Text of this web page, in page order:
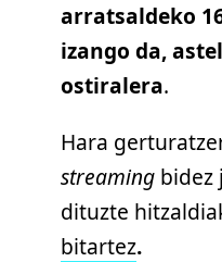
arratsaldeko
izango da,
ostiralera.
Hara
streaming bidez
dituzte
bitartez.